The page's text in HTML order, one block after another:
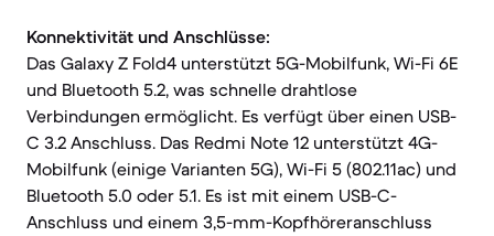
Konnektivität und Anschlüsse:
Das Galaxy Z Fold4 unterstützt 5G-Mobilfunk, Wi-Fi 6E
und Bluetooth 5.2, was schnelle drahtlose
Verbindungen ermöglicht. Es verfügt über einen USB-
C 3.2 Anschluss. Das Redmi Note 12 unterstützt 4G-
Mobilfunk (einige Varianten 5G), Wi-Fi 5 (802.11ac) und
Bluetooth 5.0 oder 5.1. Es ist mit einem USB-C-
Anschluss und einem 3,5-mm-Kopfhöreranschluss